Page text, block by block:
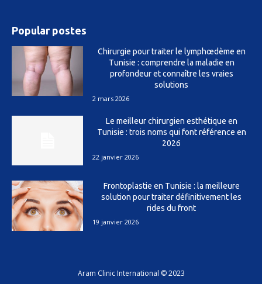
Popular postes
Chirurgie pour traiter le lymphœdème en
Tunisie : comprendre la maladie en
profondeur et connaître les vraies
solutions
2 mars 2026
Le meilleur chirurgien esthétique en
Tunisie : trois noms qui font référence en
2026
22 janvier 2026
Frontoplastie en Tunisie : la meilleure
solution pour traiter définitivement les
rides du front
19 janvier 2026
Aram Clinic International © 2023